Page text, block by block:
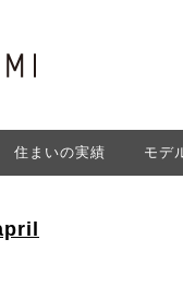
住まいの実績 モデ